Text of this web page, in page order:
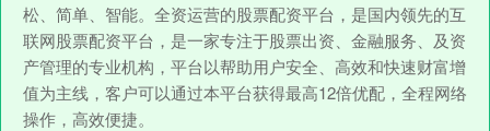
松、简单、智能。全资运营的股票配资平台，是国内领先的互
联网股票配资平台，是一家专注于股票出资、金融服务、及资
产管理的专业机构，平台以帮助用户安全、高效和快速财富增
值为主线，客户可以通过本平台获得最高12倍优配，全程网络
操作，高效便捷。